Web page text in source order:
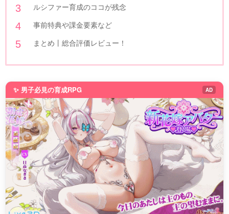
ルシファー育成のココが残念
事前特典や課金要素など
まとめ丨総合評価レビュー！
✨ 男子必見の育成RPG AD